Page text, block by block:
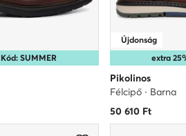
SUMMER extra
Újdonság
Pikolinos
Félcipő · Barna
50 610Ft